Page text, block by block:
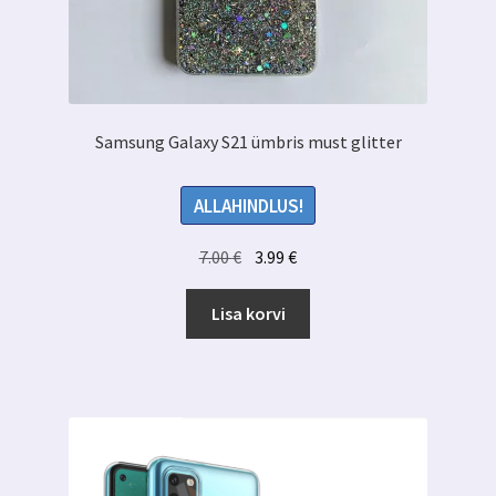
Samsung Galaxy S21 ümbris must glitter
ALLAHINDLUS!
7.00€ Algne
hind
oli:
7.00 €.
3.99€Praegune
hind
3.99 €.
Lisa korvi